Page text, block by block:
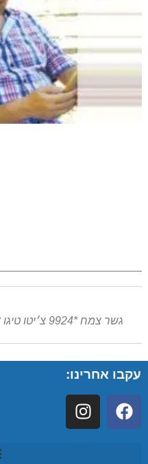
גשר צמח *9924 צ׳יטו טיגו 8 פרו המותג הסיני הגיע לצפון
עקבו אחרינו: